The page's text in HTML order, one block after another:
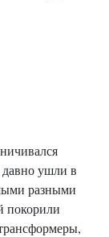
ушли в
разными
покорили